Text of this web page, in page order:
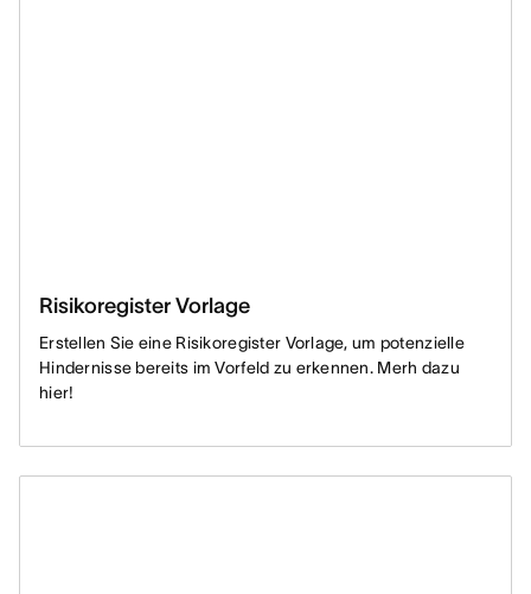
Risikoregister Vorlage
Erstellen Sie eine Risikoregister Vorlage, um potenzielle
Hindernisse bereits im Vorfeld zu erkennen. Merh dazu
hier!